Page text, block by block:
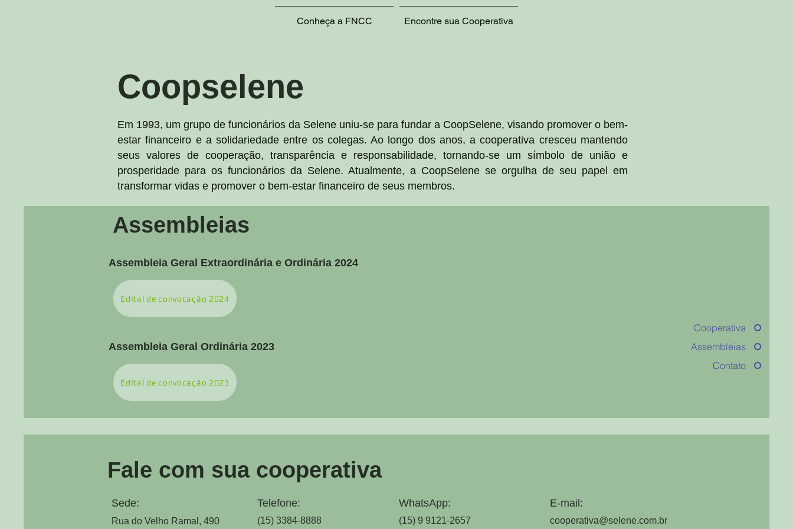
Conheça a FNCC Encontre sua Cooperativa
Cooperativa
Assembleias
Contato
Coopselene
Em 1993, um grupo de funcionários da Selene uniu-se para fundar a CoopSelene, visando promover o bem-
estar financeiro e a solidariedade entre os colegas. Ao longo dos anos, a cooperativa cresceu mantendo
seus valores de cooperação, transparência e responsabilidade, tornando-se um símbolo de união e
prosperidade para os funcionários da Selene. Atualmente, a CoopSelene se orgulha de seu papel em
transformar vidas e promover o bem-estar financeiro de seus membros.
Assembleias
Assembleia Geral Extraordinária e Ordinária 2024
Edital de convocação 2024
Assembleia Geral Ordinária 2023
Edital de convocação 2023
Fale com sua cooperativa
Sede:
Rua do Velho Ramal, 490
Telefone:
(15) 3384-8888
WhatsApp:
(15) 9 9121-2657
E-mail:
cooperativa@selene.com.br